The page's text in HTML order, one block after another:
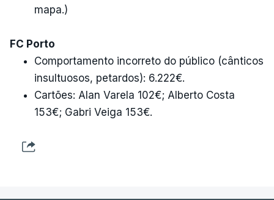
mapa.)
FC Porto
Comportamento incorreto do público (cânticos
insultuosos, petardos): 6.222€.
Cartões: Alan Varela 102€; Alberto Costa
153€; Gabri Veiga 153€.